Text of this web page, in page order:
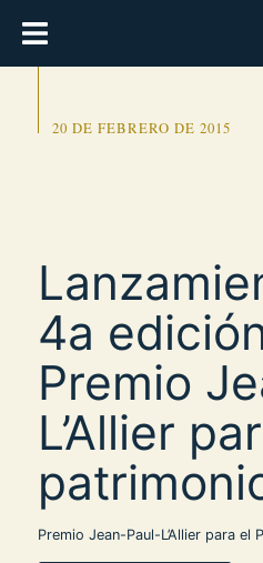
20 DE FEBRERO DE 2015
4a
Premio
L’Allier
Premio Jean-Paul-L’Allier para el